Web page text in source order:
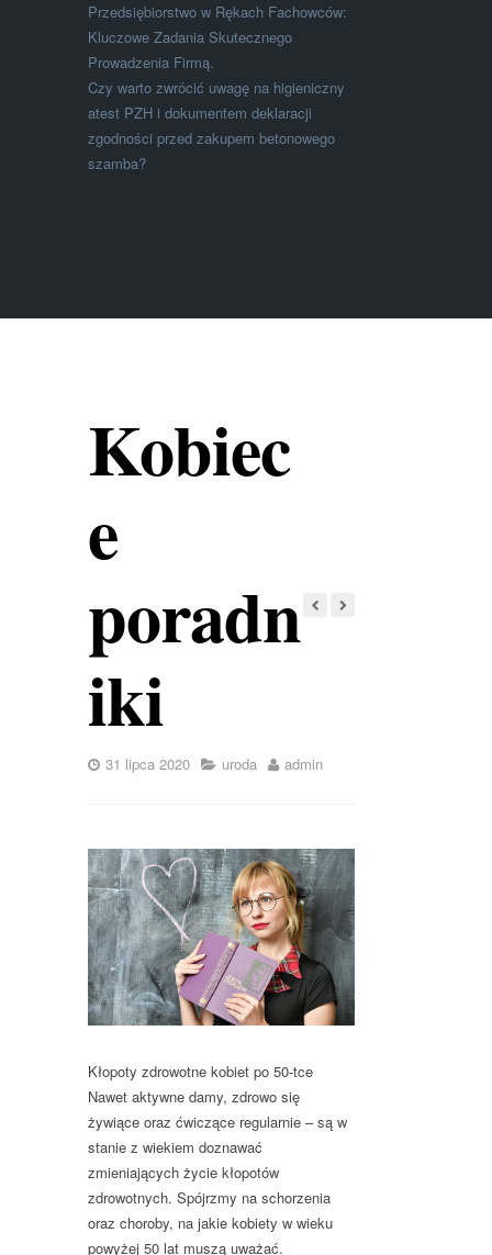
Przedsiębiorstwo w Rękach Fachowców:
Kluczowe Zadania Skutecznego
Prowadzenia Firmą.
Czy warto zwrócić uwagę na higieniczny
atest PZH i dokumentem deklaracji
zgodności przed zakupem betonowego
szamba?
Kobiec
e
poradn
iki
31 lipca 2020 uroda admin
Kłopoty zdrowotne kobiet po 50-tce
Nawet aktywne damy, zdrowo się
żywiące oraz ćwiczące regularnie – są w
stanie z wiekiem doznawać
zmieniających życie kłopotów
zdrowotnych. Spójrzmy na schorzenia
oraz choroby, na jakie kobiety w wieku
powyżej 50 lat muszą uważać.